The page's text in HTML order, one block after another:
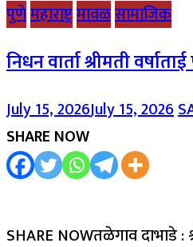
पुणेमहाराष्ट्रमावळसामाजिक
निधन वार्ता श्रीमती
July 15, 2026July 15, 2026
SHARE NOW
SHARE NOWतळेगाव दाभाडे :